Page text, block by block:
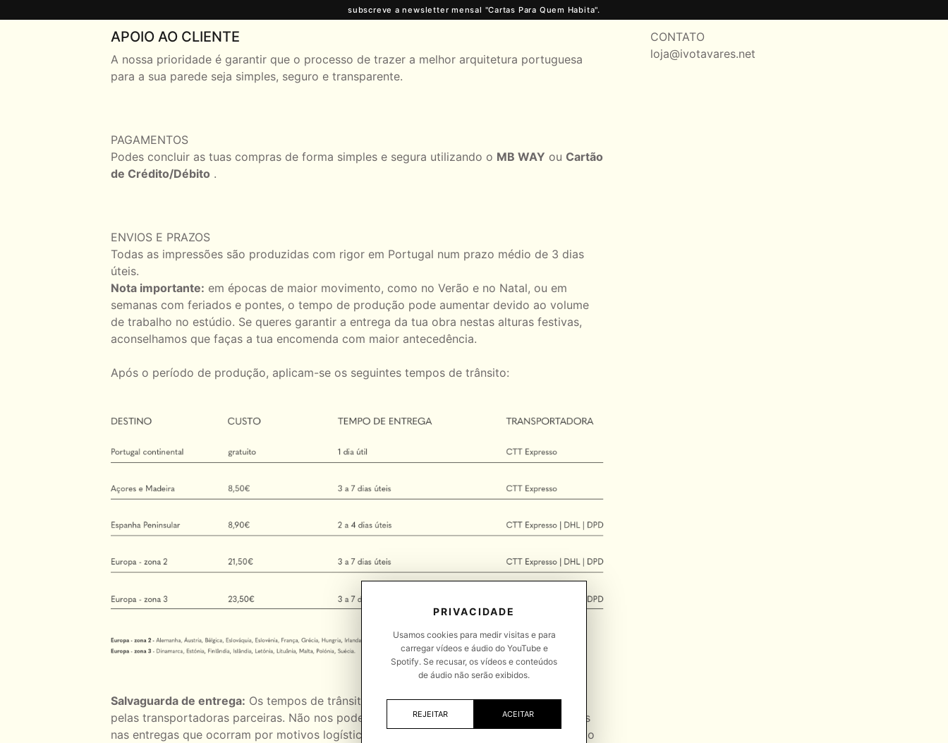
APOIO AO CLIENTE
A nossa prioridade é garantir que o processo de trazer a melhor arquitetura portuguesa
para a sua parede seja simples, seguro e transparente.
PAGAMENTOS
Podes concluir as tuas compras de forma simples e segura utilizando o MB WAY ou Cartão
de Crédito/Débito .
ENVIOS E PRAZOS
Todas as impressões são produzidas com rigor em Portugal num prazo médio de 3 dias
úteis.
Nota importante: em épocas de maior movimento, como no Verão e no Natal, ou em
semanas com feriados e pontes, o tempo de produção pode aumentar devido ao volume
de trabalho no estúdio. Se queres garantir a entrega da tua obra nestas alturas festivas,
aconselhamos que faças a tua encomenda com maior antecedência.
Após o período de produção, aplicam-se os seguintes tempos de trânsito:
Salvaguarda de entrega: Os tempos de trânsito indicados são estimativas comunicadas
pelas transportadoras parceiras. Não nos podemos responsabilizar por eventuais atrasos
nas entregas que ocorram por motivos logísticos alheios ao Ivo Tavares Studio, tais como
CONTATO
loja@ivotavares.net
subscreve a newsletter mensal "Cartas Para Quem Habita".
PRIVACIDADE
Usamos cookies para medir visitas e para
carregar vídeos e áudio do YouTube e
Spotify. Se recusar, os vídeos e conteúdos
de áudio não serão exibidos.
REJEITAR ACEITAR